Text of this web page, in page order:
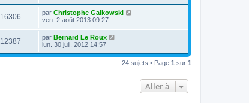
16306 par Christophe Galkowski
ven. 2 août 2013 09:27
12387 par Bernard Le Roux
lun. 30 juil. 2012 14:57
24 sujets • Page 1 sur 1
Aller à